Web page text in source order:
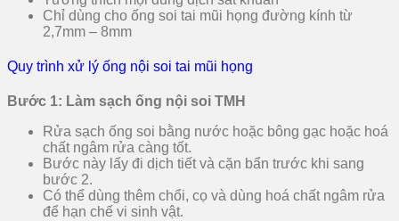
Chỉ dùng cho ống soi tai mũi họng đường kính từ
2,7mm – 8mm
Quy trình xử lý ống nội soi tai mũi họng
Bước 1: Làm sạch ống nội soi TMH
Rửa sạch ống soi bằng nước hoặc bông gạc hoặc hoá
chất ngâm rửa càng tốt.
Bước này lấy đi dịch tiết và cặn bẩn trước khi sang
bước 2.
Có thể dùng thêm chổi, cọ và dùng hoá chất ngâm rửa
để hạn chế vi sinh vật.